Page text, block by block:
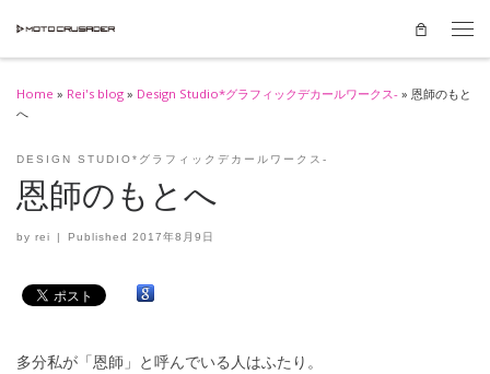
Skip to content
Home » Rei's blog » Design Studio*グラフィックデカールワークス- » 恩師のもと
へ
DESIGN STUDIO*グラフィックデカールワークス-
恩師のもとへ
by rei Published2017年8月9日
多分私が「恩師」と呼んでいる人はふたり。